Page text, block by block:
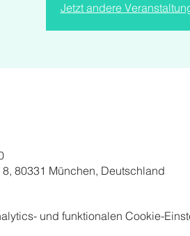
Jetzt andere
80331 München, Deutschland
und funktionalen Cookie-